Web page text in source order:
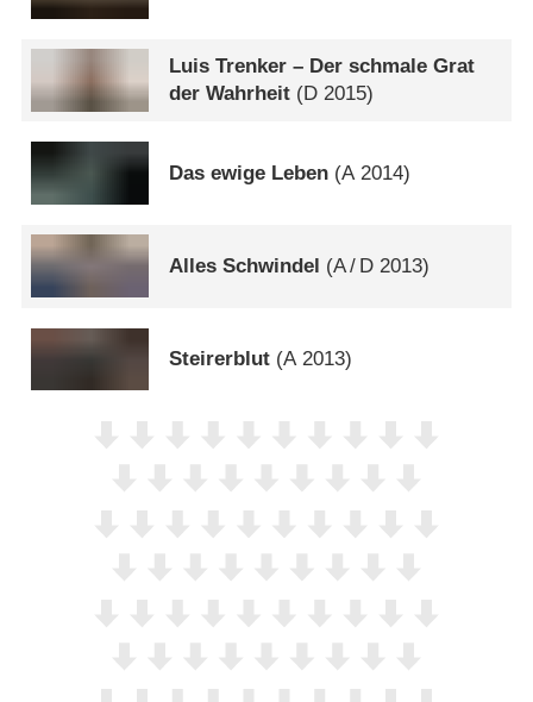
Luis Trenker – Der schmale Grat
der Wahrheit (D 2015)
Das ewige Leben (A2014)
Alles Schwindel (A/ D 2013)
Steirerblut (A2013)